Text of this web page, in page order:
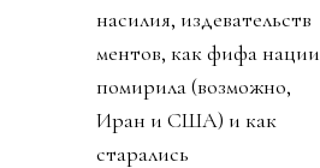
насилия, издевательств
ментов, как фифа нации
помирила (возможно,
Иран и США) и как
старались